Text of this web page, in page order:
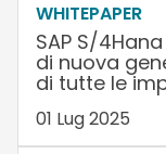
WHITEPAPER
SAP S/
di nuova
di tutte le
01 Lug 2025